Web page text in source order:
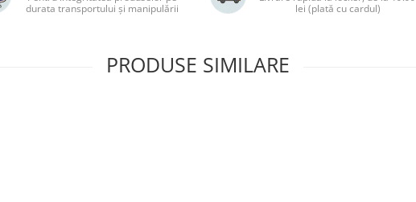
durata transportului și manipulării
lei (plată cu cardul)
PRODUSE SIMILARE